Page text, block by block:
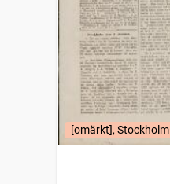
[omärkt], Stockholm